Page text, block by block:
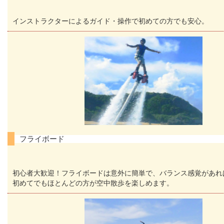
インストラクターによるガイド・操作で初めての方でも安心。
フライボード
初心者大歓迎！フライボードは意外に簡単で、バランス感覚があ
初めてでもほとんどの方が空中散歩を楽しめます。